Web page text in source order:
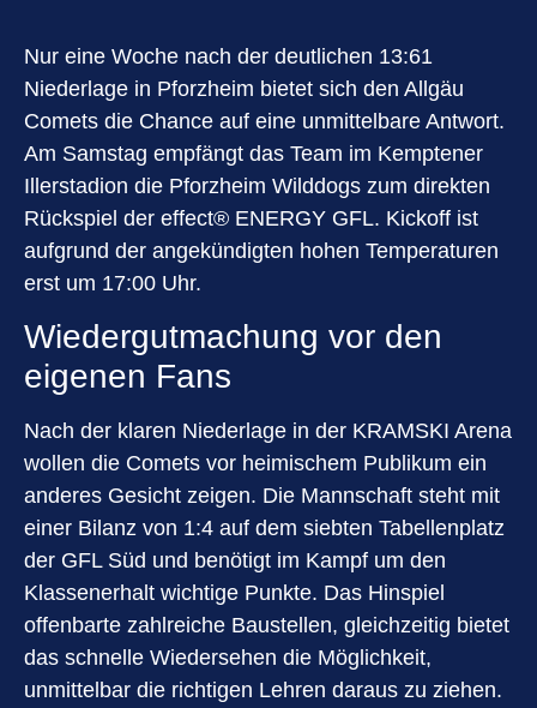
Nur eine Woche nach der deutlichen 13:61
Niederlage in Pforzheim bietet sich den Allgäu
Comets die Chance auf eine unmittelbare Antwort.
Am Samstag empfängt das Team im Kemptener
Illerstadion die Pforzheim Wilddogs zum direkten
Rückspiel der effect® ENERGY GFL. Kickoff ist
aufgrund der angekündigten hohen Temperaturen
erst um 17:00 Uhr.
Wiedergutmachung vor den
eigenen Fans
Nach der klaren Niederlage in der KRAMSKI Arena
wollen die Comets vor heimischem Publikum ein
anderes Gesicht zeigen. Die Mannschaft steht mit
einer Bilanz von 1:4 auf dem siebten Tabellenplatz
der GFL Süd und benötigt im Kampf um den
Klassenerhalt wichtige Punkte. Das Hinspiel
offenbarte zahlreiche Baustellen, gleichzeitig bietet
das schnelle Wiedersehen die Möglichkeit,
unmittelbar die richtigen Lehren daraus zu ziehen.